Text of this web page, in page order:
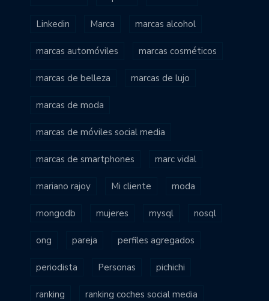
Linkedin Marca marcas alcohol
marcas automóviles marcas cosméticos
marcas de belleza marcas de lujo
marcas de moda
marcas de móviles social media
marcas de smartphones marc vidal
mariano rajoy Mi cliente moda
mongodb mujeres mysql nosql
ong pareja perfiles agregados
periodista Personas pichichi
ranking ranking coches social media